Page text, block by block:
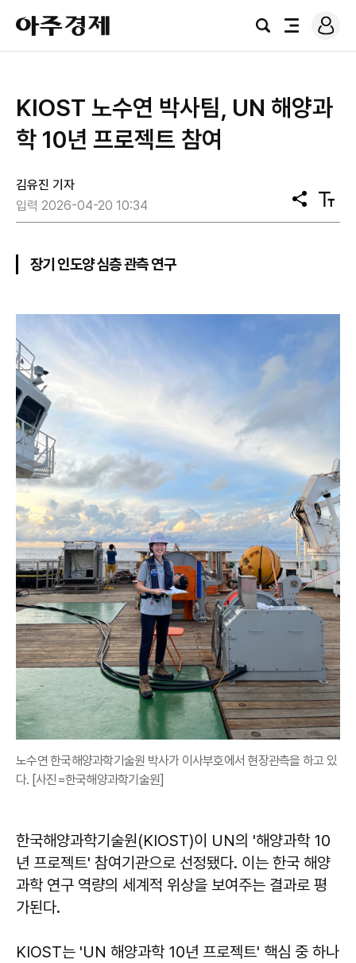
아
주
경
검
전
로
그
KIOST 노수연 박사팀, UN 해양과
학 10년 프로젝트 참여
김유진 기자
입력 2026-04-20 10:34
공
유
텍
스
장기 인도양 심층 관측 연구
노수연 한국해양과학기술원 박사가 이사부호에서 현장관측을 하고 있
다. [사진=한국해양과학기술원]
한국해양과학기술원(KIOST)이 UN의 '해양과학 10
년 프로젝트' 참여기관으로 선정됐다. 이는 한국 해양
과학 연구 역량의 세계적 위상을 보여주는 결과로 평
가된다.
KIOST는 'UN 해양과학 10년 프로젝트' 핵심 중 하나